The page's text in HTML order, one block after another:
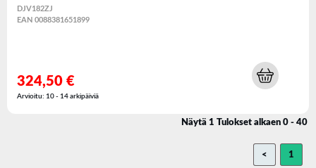
DJV182ZJ
EAN 0088381651899
324,50 €
Arvioitu: 10 - 14 arkipäiviä
Näytä 1 Tulokset alkaen 0 - 40
< 1